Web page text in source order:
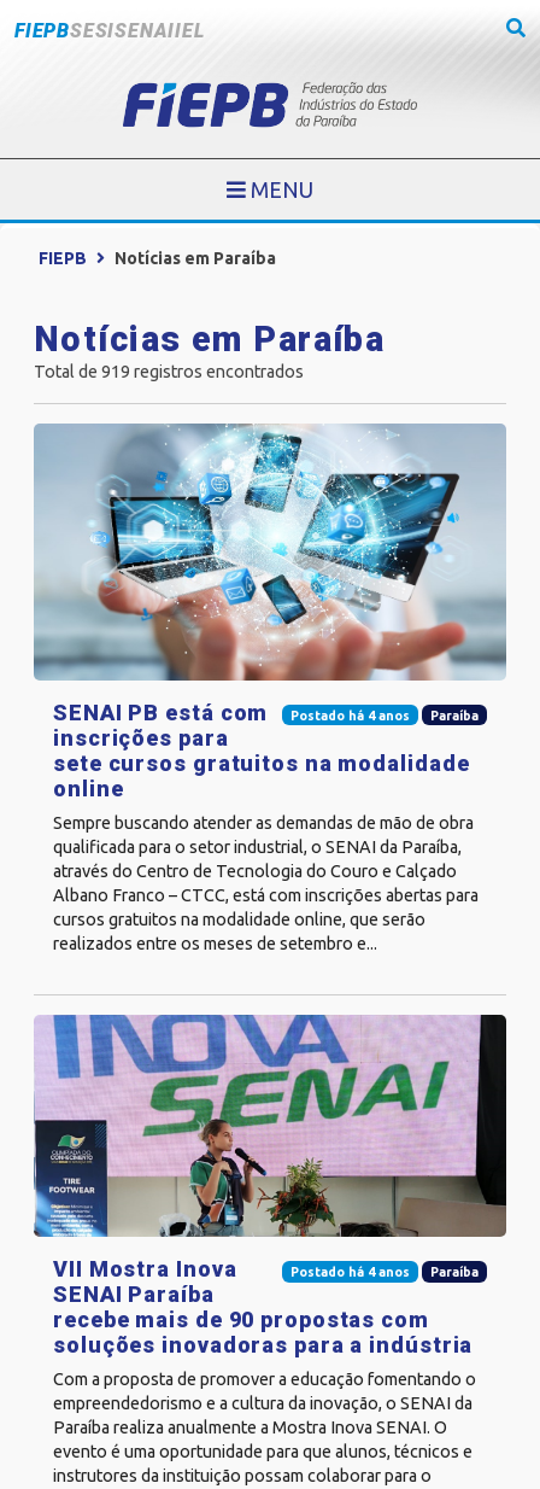
FIEPBSESISENAIIEL
MENU
FIEPB Notícias em Paraíba
Notícias em Paraíba
Total de 919 registros encontrados
Postado há 4 anos Paraíba
SENAI PB está com
inscrições para
sete cursos gratuitos na modalidade
online
Sempre buscando atender as demandas de mão de obra
qualificada para o setor industrial, o SENAI da Paraíba,
através do Centro de Tecnologia do Couro e Calçado
Albano Franco – CTCC, está com inscrições abertas para
cursos gratuitos na modalidade online, que serão
realizados entre os meses de setembro e...
Postado há 4 anos Paraíba
VII Mostra Inova
SENAI Paraíba
recebe mais de 90 propostas com
soluções inovadoras para a indústria
Com a proposta de promover a educação fomentando o
empreendedorismo e a cultura da inovação, o SENAI da
Paraíba realiza anualmente a Mostra Inova SENAI. O
evento é uma oportunidade para que alunos, técnicos e
instrutores da instituição possam colaborar para o